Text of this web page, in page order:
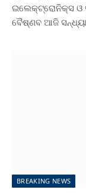
ଇଲେକ୍ଟ୍ରୋନିକ୍ସ ଓ
ବୈଷ୍ଣବ ଆଜି
BREAKING NEWS